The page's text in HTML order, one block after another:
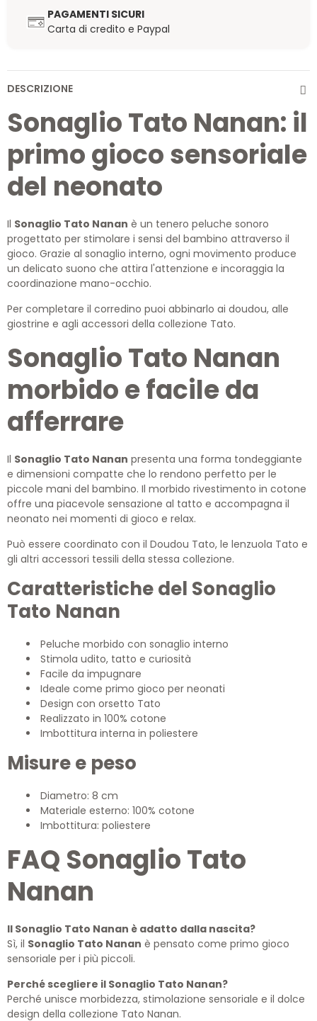
PAGAMENTI SICURI
Carta di credito e Paypal
DESCRIZIONE
Sonaglio Tato Nanan: il
primo gioco sensoriale
del neonato
Il Sonaglio Tato Nanan è un tenero peluche sonoro
progettato per stimolare i sensi del bambino attraverso il
gioco. Grazie al sonaglio interno, ogni movimento produce
un delicato suono che attira l'attenzione e incoraggia la
coordinazione mano-occhio.
Per completare il corredino puoi abbinarlo ai doudou, alle
giostrine e agli accessori della collezione Tato.
Sonaglio Tato Nanan
morbido e facile da
afferrare
Il Sonaglio Tato Nanan presenta una forma tondeggiante
e dimensioni compatte che lo rendono perfetto per le
piccole mani del bambino. Il morbido rivestimento in cotone
offre una piacevole sensazione al tatto e accompagna il
neonato nei momenti di gioco e relax.
Può essere coordinato con il Doudou Tato, le lenzuola Tato e
gli altri accessori tessili della stessa collezione.
Caratteristiche del Sonaglio
Tato Nanan
Peluche morbido con sonaglio interno
Stimola udito, tatto e curiosità
Facile da impugnare
Ideale come primo gioco per neonati
Design con orsetto Tato
Realizzato in 100% cotone
Imbottitura interna in poliestere
Misure e peso
Diametro: 8 cm
Materiale esterno: 100% cotone
Imbottitura: poliestere
FAQ Sonaglio Tato
Nanan
Il Sonaglio Tato Nanan è adatto dalla nascita?
Sì, il Sonaglio Tato Nanan è pensato come primo gioco
sensoriale per i più piccoli.
Perché scegliere il Sonaglio Tato Nanan?
Perché unisce morbidezza, stimolazione sensoriale e il dolce
design della collezione Tato Nanan.